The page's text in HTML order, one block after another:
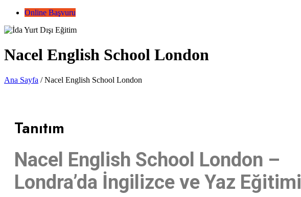
Online Başvuru
Nacel English School London
Ana Sayfa / Nacel English School London
Tanıtım
Nacel English School London –
Londra’da İngilizce ve Yaz Eğitimi